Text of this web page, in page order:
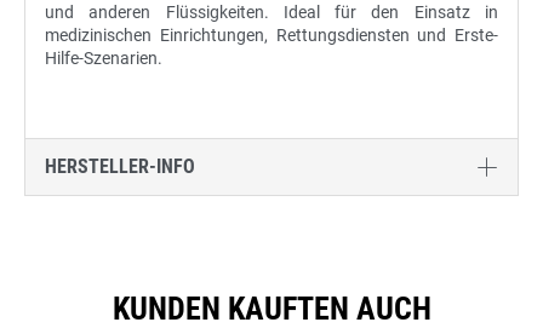
und anderen Flüssigkeiten. Ideal für den Einsatz in
medizinischen Einrichtungen, Rettungsdiensten und Erste-
Hilfe-Szenarien.
HERSTELLER-INFO
KUNDEN KAUFTEN AUCH